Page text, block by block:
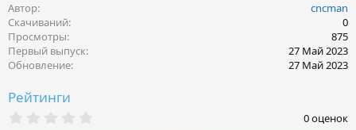
Автор
cncman
Скачиваний
0
Просмотры
875
Первый выпуск
27 Май 2023
Обновление
27 Май 2023
Рейтинги
0 оценок